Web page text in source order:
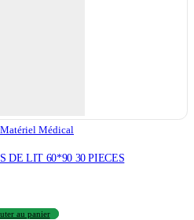
Matériel Médical
DE LIT 60*90 30 PIECES
au panier